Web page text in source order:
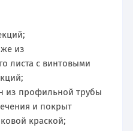
из
листа с винтовыми
из профильной трубы
и покрыт
краской;